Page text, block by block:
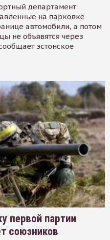
департамент
на парковке
автомобили, а потом
не объявятся через
эстонское
первой партии
союзников